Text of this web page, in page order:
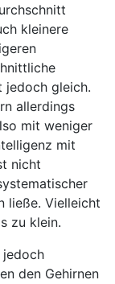
kleinere
jedoch gleich.
allerdings
mit weniger
mit
nicht
ließe. Vielleicht
zu klein.
den Gehirnen